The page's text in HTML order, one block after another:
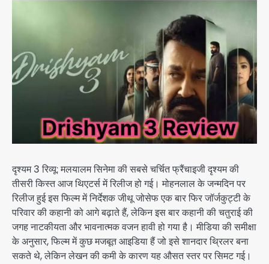
दृश्यम 3 रिव्यू: मलयालम सिनेमा की सबसे चर्चित फ्रैंचाइजी दृश्यम की
तीसरी किस्त आज थिएटर्स में रिलीज हो गई। मोहनलाल के जन्मदिन पर
रिलीज हुई इस फिल्म में निर्देशक जीथू जोसेफ एक बार फिर जॉर्जकुट्टी के
परिवार की कहानी को आगे बढ़ाते हैं, लेकिन इस बार कहानी की चतुराई की
जगह नाटकीयता और भावनात्मक वजन हावी हो गया है। मीडिया की समीक्षा
के अनुसार, फिल्म में कुछ मजबूत आइडिया हैं जो इसे शानदार थ्रिलर बना
सकते थे, लेकिन लेखन की कमी के कारण यह औसत स्तर पर सिमट गई।